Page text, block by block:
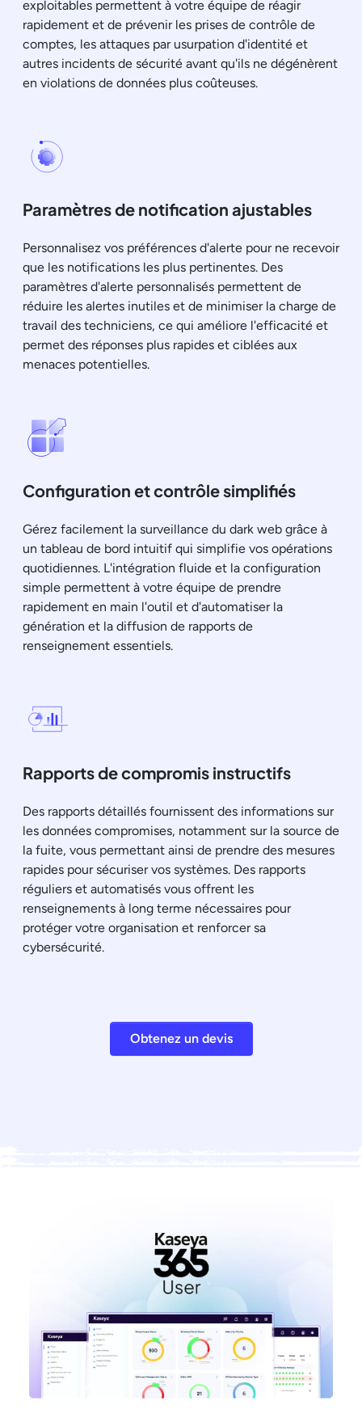
exploitables permettent à votre équipe de réagir
rapidement et de prévenir les prises de contrôle de
comptes, les attaques par usurpation d'identité et
autres incidents de sécurité avant qu'ils ne dégénèrent
en violations de données plus coûteuses.
Paramètres de notification ajustables
Personnalisez vos préférences d'alerte pour ne recevoir
que les notifications les plus pertinentes. Des
paramètres d'alerte personnalisés permettent de
réduire les alertes inutiles et de minimiser la charge de
travail des techniciens, ce qui améliore l'efficacité et
permet des réponses plus rapides et ciblées aux
menaces potentielles.
Configuration et contrôle simplifiés
Gérez facilement la surveillance du dark web grâce à
un tableau de bord intuitif qui simplifie vos opérations
quotidiennes. L'intégration fluide et la configuration
simple permettent à votre équipe de prendre
rapidement en main l'outil et d'automatiser la
génération et la diffusion de rapports de
renseignement essentiels.
Rapports de compromis instructifs
Des rapports détaillés fournissent des informations sur
les données compromises, notamment sur la source de
la fuite, vous permettant ainsi de prendre des mesures
rapides pour sécuriser vos systèmes. Des rapports
réguliers et automatisés vous offrent les
renseignements à long terme nécessaires pour
protéger votre organisation et renforcer sa
cybersécurité.
Obtenez un devis